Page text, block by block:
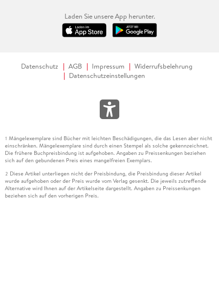
Laden Sie unsere App herunter.
Datenschutz AGB Impressum
Widerrufsbelehrung
Datenschutzeinstellungen
1 Mängelexemplare sind Bücher mit leichten Beschädigungen, die das Lesen aber nicht
einschränken. Mängelexemplare sind durch einen Stempel als solche gekennzeichnet.
Die frühere Buchpreisbindung ist aufgehoben. Angaben zu Preissenkungen beziehen
sich auf den gebundenen Preis eines mangelfreien Exemplars.
2 Diese Artikel unterliegen nicht der Preisbindung, die Preisbindung dieser Artikel
wurde aufgehoben oder der Preis wurde vom Verlag gesenkt. Die jeweils zutreffende
Alternative wird Ihnen auf der Artikelseite dargestellt. Angaben zu Preissenkungen
beziehen sich auf den vorherigen Preis.